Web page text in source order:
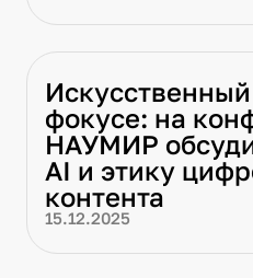
фокусе: на
НАУМИР
AI и этику
контента
15.12.2025